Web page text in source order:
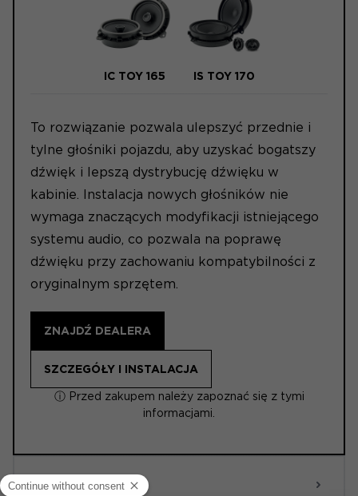
IC TOY 165 IS TOY 170
To rozwiązanie pozwala ulepszyć przednie i
tylne głośniki pojazdu, aby uzyskać bogatszy
dźwięk i lepszą dystrybucję dźwięku w
kabinie. Instalacja nowych głośników nie
wymaga znaczących modyfikacji istniejącego
systemu audio, co pozwala na poprawę
dźwięku przy zachowaniu kompatybilności z
oryginalnym sprzętem.
ZNAJDŹ DEALERA
SZCZEGÓŁY I INSTALACJA
ⓘ Przed zakupem należy zapoznać się z tymi
informacjami.
ACTIVE 6.0